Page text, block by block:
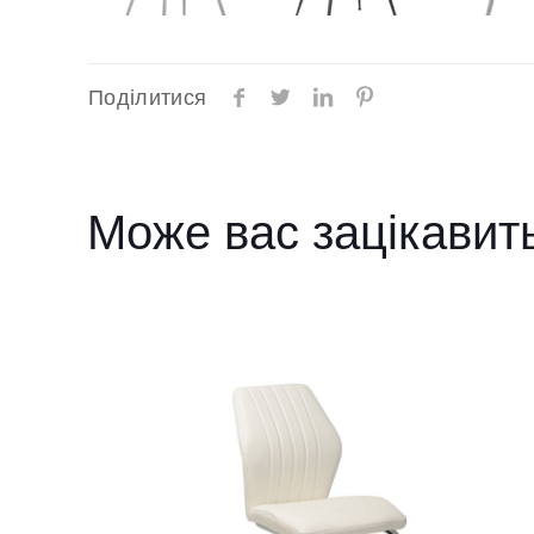
Поділитися
Може вас